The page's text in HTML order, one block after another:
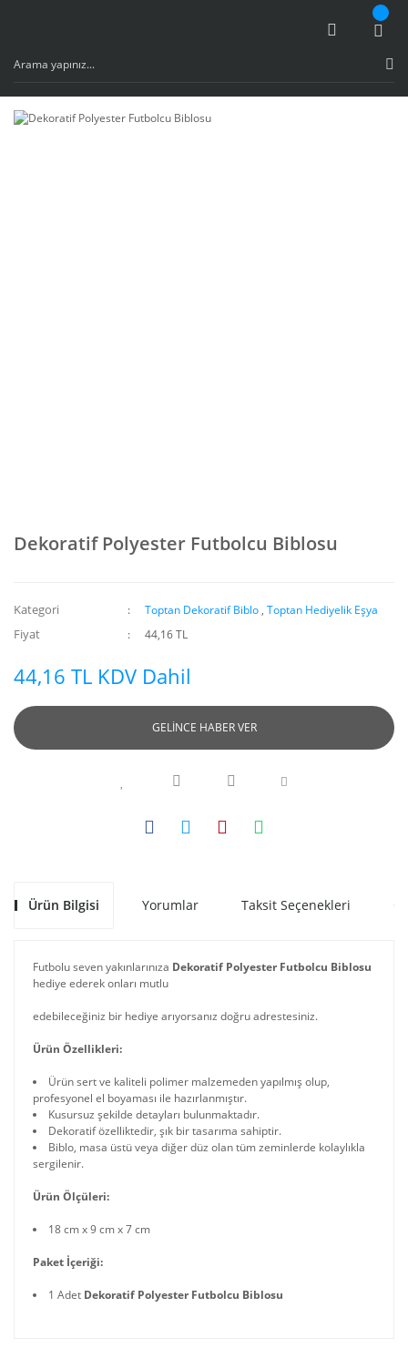
Dekoratif Polyester Futbolcu Biblosu
Kategori Toptan Dekoratif Biblo ,Toptan Hediyelik Eşya
Fiyat 44,16 TL
44,16 TL KDV Dahil
GELİNCE HABER VER
Ürün Bilgisi Yorumlar Taksit Seçenekleri
Futbolu seven yakınlarınıza Dekoratif Polyester Futbolcu Biblosu
hediye ederek onları mutlu
edebileceğiniz bir hediye arıyorsanız doğru adrestesiniz.
Ürün Özellikleri:
Ürün sert ve kaliteli polimer malzemeden yapılmış olup,
profesyonel el boyaması ile hazırlanmıştır.
Kusursuz şekilde detayları bulunmaktadır.
Dekoratif özelliktedir, şık bir tasarıma sahiptir.
Biblo, masa üstü veya diğer düz olan tüm zeminlerde kolaylıkla
sergilenir.
Ürün Ölçüleri:
18 cm x 9 cm x 7 cm
Paket İçeriği:
1 Adet Dekoratif Polyester Futbolcu Biblosu